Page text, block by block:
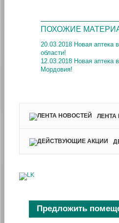
ПОХОЖИЕ
20.03.2018 Новая аптека
области!
12.03.2018 Новая аптека
Мордовия!
ЛЕНТА
Предложить